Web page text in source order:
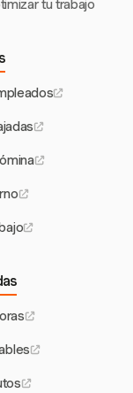
tu trabajo